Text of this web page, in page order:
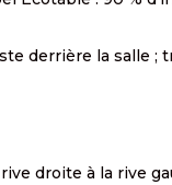
derrière la salle ;
droite à la rive